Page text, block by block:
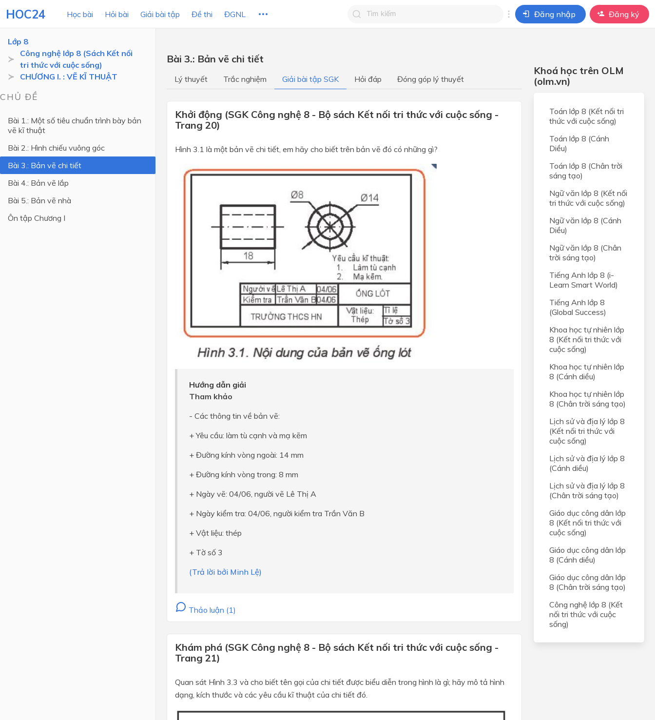
HOC24 Học bài Hỏi bài Giải bài tập Đề thi ĐGNL Đăng nhập Đăng ký
LỚP HỌC
Lớp 9
Lớp 8
Lớp 7
Lớp 6
Lớp 5
Lớp 8
Công nghệ lớp 8 (Sách Kết nối
tri thức với cuộc sống)
CHƯƠNG I. : VẼ KĨ THUẬT
CHỦ ĐỀ
Bài 1.: Một số tiêu chuẩn trình bày bản
vẽ kĩ thuật
Bài 2.: Hình chiếu vuông góc
Bài 3.: Bản vẽ chi tiết
Bài 4.: Bản vẽ lắp
Bài 5.: Bản vẽ nhà
Ôn tập Chương I
Bài 3.: Bản vẽ chi tiết
Lý thuyết Trắc nghiệm Giải bài tập SGK Hỏi đáp Đóng góp lý thuyết
Khởi động (SGK Công nghệ 8 - Bộ sách Kết nối tri thức với cuộc sống -
Trang 20)
Hình 3.1 là một bản vẽ chi tiết, em hãy cho biết trên bản vẽ đó có những gì?
Hướng dẫn giải
Tham khảo
- Các thông tin về bản vẽ:
+ Yêu cầu: làm tù cạnh và mạ kẽm
+ Đường kính vòng ngoài: 14 mm
+ Đường kính vòng trong: 8 mm
+ Ngày vẽ: 04/06, người vẽ Lê Thị A
+ Ngày kiểm tra: 04/06, người kiểm tra Trần Văn B
+ Vật liệu: thép
+ Tờ số 3
(Trả lời bởi Minh Lệ)
Thảo luận (1)
Khám phá (SGK Công nghệ 8 - Bộ sách Kết nối tri thức với cuộc sống -
Trang 21)
Quan sát Hình 3.3 và cho biết tên gọi của chi tiết được biểu diễn trong hình là gì; hãy mô tả hình
dạng, kích thước và các yêu cầu kĩ thuật của chi tiết đó.
Khoá học trên OLM
(olm.vn)
Toán lớp 8 (Kết nối tri
thức với cuộc sống)
Toán lớp 8 (Cánh
Diều)
Toán lớp 8 (Chân trời
sáng tạo)
Ngữ văn lớp 8 (Kết nối
tri thức với cuộc sống)
Ngữ văn lớp 8 (Cánh
Diều)
Ngữ văn lớp 8 (Chân
trời sáng tạo)
Tiếng Anh lớp 8 (i-
Learn Smart World)
Tiếng Anh lớp 8
(Global Success)
Khoa học tự nhiên lớp
8 (Kết nối tri thức với
cuộc sống)
Khoa học tự nhiên lớp
8 (Cánh diều)
Khoa học tự nhiên lớp
8 (Chân trời sáng tạo)
Lịch sử và địa lý lớp 8
(Kết nối tri thức với
cuộc sống)
Lịch sử và địa lý lớp 8
(Cánh diều)
Lịch sử và địa lý lớp 8
(Chân trời sáng tạo)
Giáo dục công dân lớp
8 (Kết nối tri thức với
cuộc sống)
Giáo dục công dân lớp
8 (Cánh diều)
Giáo dục công dân lớp
8 (Chân trời sáng tạo)
Công nghệ lớp 8 (Kết
nối tri thức với cuộc
sống)